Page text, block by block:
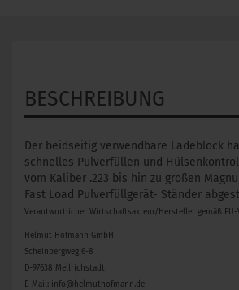
BESCHREIBUNG
Der beidseitig verwendbare Ladeblock
schnelles Pulverfüllen und
vom Kaliber .223 bis hin zu großen
Fast Load Pulverfüllgerät- Ständer
Verantwortlicher Wirtschaftsakteur/Hersteller gemäß
Helmut Hofmann GmbH
Scheinbergweg 6-8
D-97638 Mellrichstadt
E-Mail: info@helmuthofmann.de